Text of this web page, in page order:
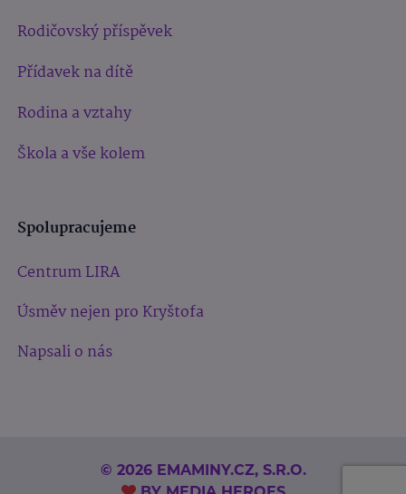
Rodičovský příspěvek
Přídavek na dítě
Rodina a vztahy
Škola a vše kolem
Spolupracujeme
Centrum LIRA
Úsměv nejen pro Kryštofa
Napsali o nás
© 2026 EMAMINY.CZ, S.R.O.